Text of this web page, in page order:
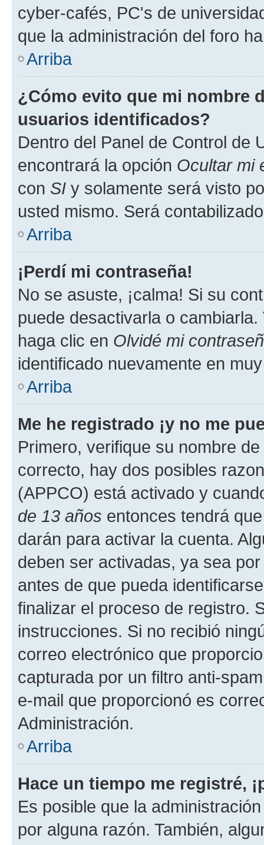
cyber-cafés, PC's de
que la administración del foro
Arriba
¿Cómo evito que mi nombre
usuarios identificados?
Dentro del Panel de Control de
encontrará la opción Ocultar mi
con SI y solamente será visto
usted mismo. Será
Arriba
¡Perdí mi contraseña!
No se asuste, ¡calma! Si su
puede desactivarla o
haga clic en Olvidé mi
identificado nuevamente en
Arriba
Me he registrado ¡y no me
Primero, verifique su nombre
correcto, hay dos posibles
(APPCO) está activado y
de 13 años entonces tendrá
darán para activar la cuenta.
deben ser activadas, ya sea
antes de que pueda
finalizar el proceso de registro.
instrucciones. Si no recibió
correo electrónico que
capturada por un filtro anti-
e-mail que proporcionó es
Administración.
Arriba
Hace un tiempo me registré,
Es posible que la
por alguna razón. También,